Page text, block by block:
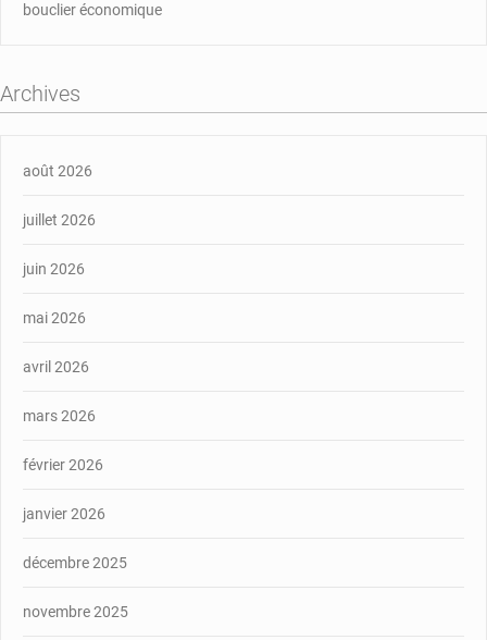
bouclier économique
Archives
août 2026
juillet 2026
juin 2026
mai 2026
avril 2026
mars 2026
février 2026
janvier 2026
décembre 2025
novembre 2025